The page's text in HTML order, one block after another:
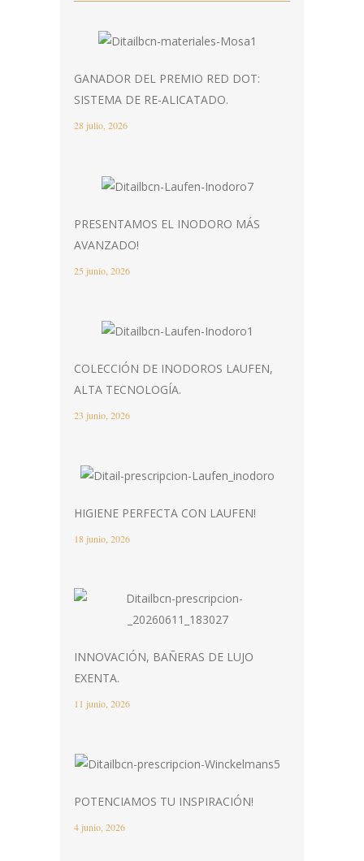
GANADOR DEL PREMIO RED DOT:
SISTEMA DE RE-ALICATADO.
28 julio, 2026
PRESENTAMOS EL INODORO MÁS
AVANZADO!
25 junio, 2026
COLECCIÓN DE INODOROS LAUFEN,
ALTA TECNOLOGÍA.
23 junio, 2026
HIGIENE PERFECTA CON LAUFEN!
18 junio, 2026
INNOVACIÓN, BAÑERAS DE LUJO
EXENTA.
11 junio, 2026
POTENCIAMOS TU INSPIRACIÓN!
4 junio, 2026